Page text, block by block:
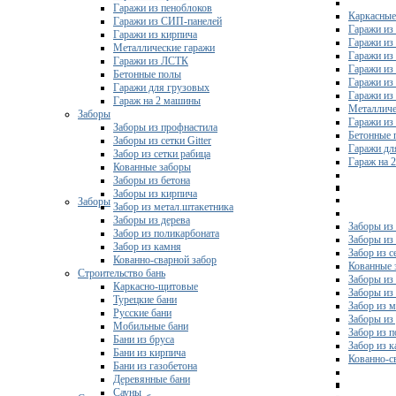
Гаражи из
Гаражи из
Гаражи из
Гаражи из
Гаражи
Гаражи из
Гаражи
Бетонные
Гаражи
Гараж на
Заборы
Заборы из
Заборы из
Забор из
Кованные
Заборы из
Заборы из
Забор из
Заборы из
Забор из
Забор из
Кованно-
Гаражи из пеноблоков
Гаражи из СИП-панелей
Гаражи из кирпича
Металлические гаражи
Гаражи из ЛСТК
Бетонные полы
Гаражи для грузовых
Гараж на 2 машины
Заборы
Заборы из профнастила
Заборы из сетки Gitter
Забор из сетки рабица
Кованные заборы
Заборы из бетона
Заборы из кирпича
Забор из метал.штакетника
Заборы из дерева
Забор из поликарбоната
Забор из камня
Кованно-сварной забор
Строительство бань
Каркасно-щитовые
Турецкие бани
Русские бани
Мобильные бани
Бани из бруса
Бани из кирпича
Бани из газобетона
Деревянные бани
Сауны